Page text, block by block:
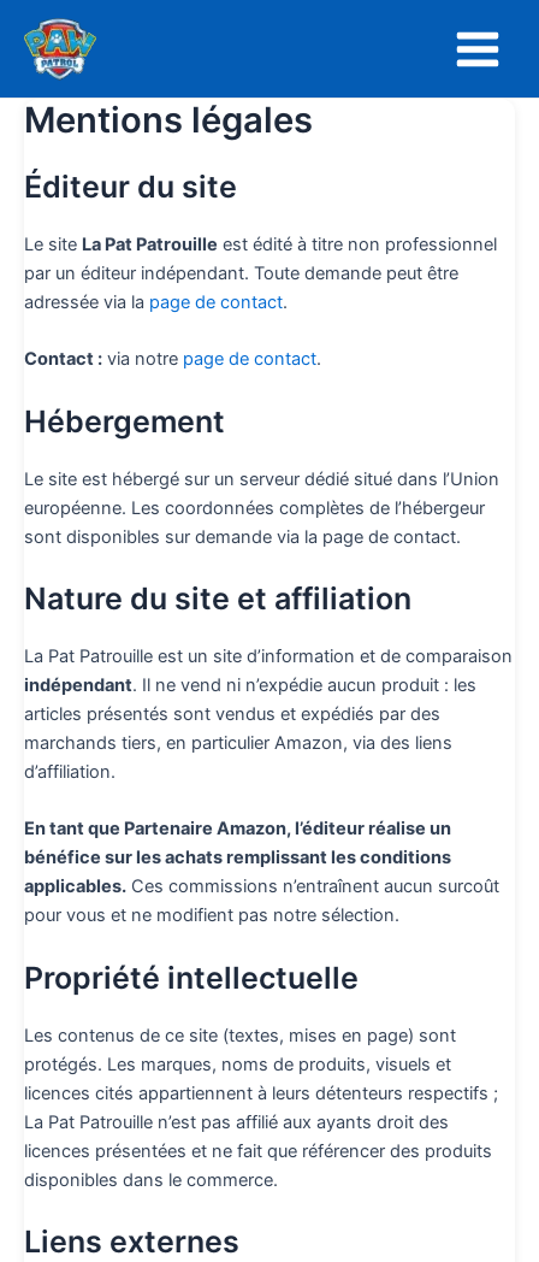
contenu
Menu
Mentions légales
Éditeur du site
Le site La Pat Patrouille est édité à titre non professionnel
par un éditeur indépendant. Toute demande peut être
adressée via la page de contact.
Contact : via notre page de contact.
Hébergement
Le site est hébergé sur un serveur dédié situé dans l’Union
européenne. Les coordonnées complètes de l’hébergeur
sont disponibles sur demande via la page de contact.
Nature du site et affiliation
La Pat Patrouille est un site d’information et de comparaison
indépendant. Il ne vend ni n’expédie aucun produit : les
articles présentés sont vendus et expédiés par des
marchands tiers, en particulier Amazon, via des liens
d’affiliation.
En tant que Partenaire Amazon, l’éditeur réalise un
bénéfice sur les achats remplissant les conditions
applicables. Ces commissions n’entraînent aucun surcoût
pour vous et ne modifient pas notre sélection.
Propriété intellectuelle
Les contenus de ce site (textes, mises en page) sont
protégés. Les marques, noms de produits, visuels et
licences cités appartiennent à leurs détenteurs respectifs ;
La Pat Patrouille n’est pas affilié aux ayants droit des
licences présentées et ne fait que référencer des produits
disponibles dans le commerce.
Liens externes